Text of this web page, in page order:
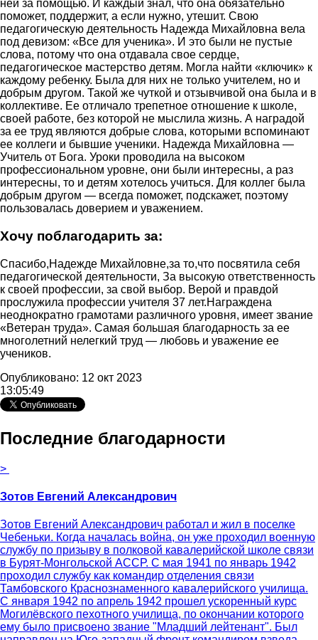
ней за помощью. И каждый знал, что она обязательно
поможет, поддержит, а если нужно, утешит. Свою
педагогическую деятельность Надежда Михайловна вела
под девизом: «Все для ученика». И это были не пустые
слова, потому что она отдавала свое сердце,
педагогическое мастерство детям. Могла найти «ключик» к
каждому ребенку. Была для них не только учителем, но и
добрым другом. Такой же чуткой и отзывчивой она была и в
коллективе. Ее отличало трепетное отношение к школе,
своей работе, без которой не мыслила жизнь. А наградой
за ее труд являются добрые слова, которыми вспоминают
ее коллеги и бывшие ученики. Надежда Михайловна —
Учитель от Бога. Уроки проводила на высоком
профессиональном уровне, они были интересны, а раз
интересны, то и детям хотелось учиться. Для коллег была
добрым другом — всегда поможет, подскажет, поэтому
пользовалась доверием и уважением.
Хочу поблагодарить за:
Спасибо,Надежде Михайловне,за то,что посвятила себя
педагогической деятельности, За высокую ответственность
к своей профессии, за свой выбор. Верой и правдой
прослужила профессии учителя 37 лет.Награждена
неоднократно грамотами различного уровня, имеет звание
«Ветеран труда». Самая большая благодарность за ее
многолетний нелегкий труд — любовь и уважение ее
учеников.
Опубликовано: 12 окт 2023
13:05:49
Последние благодарности
>
Зотов Евгений Александрович
Зотов Евгений Александрович работал и жил в поселке
Чебеньки. Когда началась война, он уже проходил военную
службу по призыву в полковой кавалерийской школе связи
в Бурят-Монгольской АССР. С мая 1941 по январь 1942
проходил службу как командир отделения связи
Тамбовского Краснознаменного кавалерийского училища.
С января 1942 по апрель 1942 прошел ускоренный курс
Могилёвского пехотного училища, по окончании которого
ему было присвоено звание "Младший лейтенант". Был